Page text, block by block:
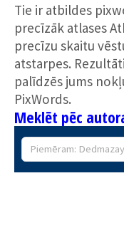
Tie ir atbildes
precīzāk atlases
precīzu skaitu
atstarpes.
palīdzēs jums
PixWords.
Meklēt pēc